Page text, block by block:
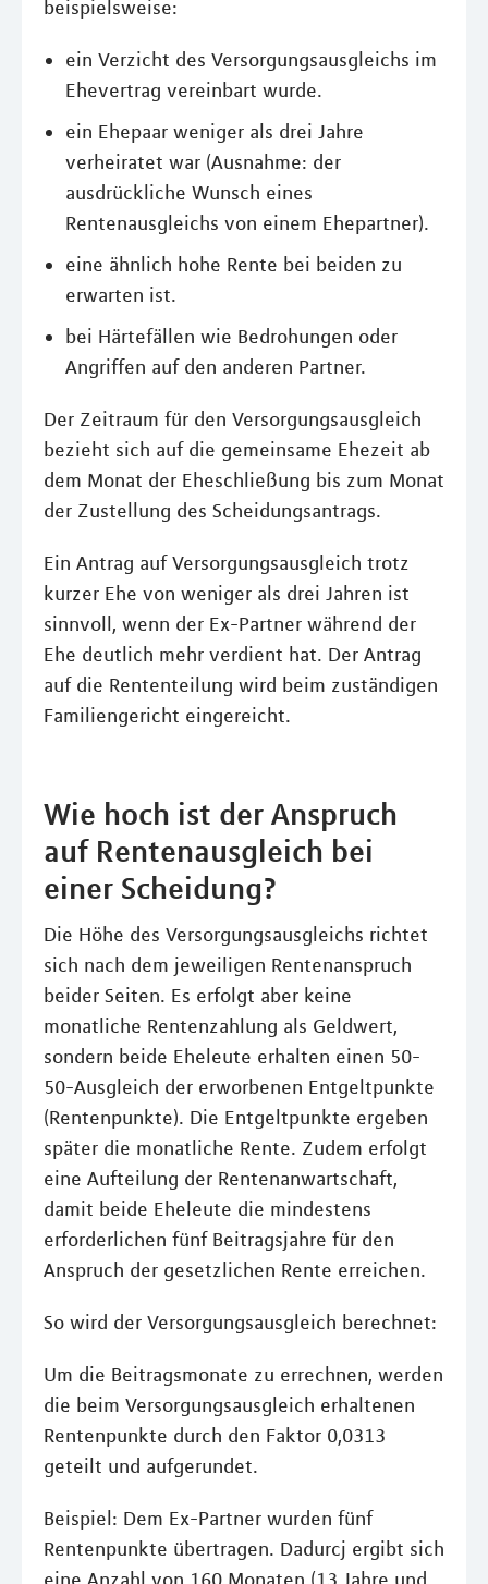
beispielsweise:
ein Verzicht des Versorgungsausgleichs im
Ehevertrag vereinbart wurde.
ein Ehepaar weniger als drei Jahre
verheiratet war (Ausnahme: der
ausdrückliche Wunsch eines
Rentenausgleichs von einem Ehepartner).
eine ähnlich hohe Rente bei beiden zu
erwarten ist.
bei Härtefällen wie Bedrohungen oder
Angriffen auf den anderen Partner.
Der Zeitraum für den Versorgungsausgleich
bezieht sich auf die gemeinsame Ehezeit ab
dem Monat der Eheschließung bis zum Monat
der Zustellung des Scheidungsantrags.
Ein Antrag auf Versorgungsausgleich trotz
kurzer Ehe von weniger als drei Jahren ist
sinnvoll, wenn der Ex-Partner während der
Ehe deutlich mehr verdient hat. Der Antrag
auf die Rententeilung wird beim zuständigen
Familiengericht eingereicht.
Wie hoch ist der Anspruch
auf Rentenausgleich bei
einer Scheidung?
Die Höhe des Versorgungsausgleichs richtet
sich nach dem jeweiligen Rentenanspruch
beider Seiten. Es erfolgt aber keine
monatliche Rentenzahlung als Geldwert,
sondern beide Eheleute erhalten einen 50-
50-Ausgleich der erworbenen Entgeltpunkte
(Rentenpunkte). Die Entgeltpunkte ergeben
später die monatliche Rente. Zudem erfolgt
eine Aufteilung der Rentenanwartschaft,
damit beide Eheleute die mindestens
erforderlichen fünf Beitragsjahre für den
Anspruch der gesetzlichen Rente erreichen.
So wird der Versorgungsausgleich berechnet:
Um die Beitragsmonate zu errechnen, werden
die beim Versorgungsausgleich erhaltenen
Rentenpunkte durch den Faktor 0,0313
geteilt und aufgerundet.
Beispiel: Dem Ex-Partner wurden fünf
Rentenpunkte übertragen. Dadurcj ergibt sich